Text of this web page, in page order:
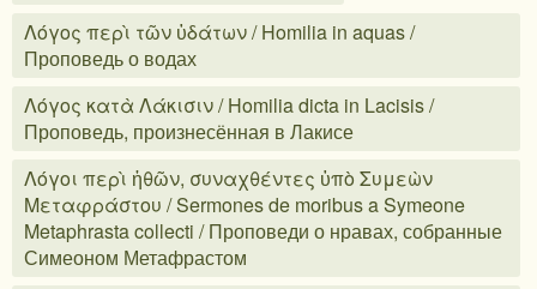
Λόγος περὶ τῶν ὑδάτων / Homilia in aquas /
Проповедь о водах
Λόγος κατὰ Λάκισιν / Homilia dicta in Lacisis /
Проповедь, произнесённая в Лакисе
Λόγοι περὶ ἠθῶν, συναχθέντες ὑπὸ Συμεὼν
Μεταφράστου / Sermones de moribus a Symeone
Metaphrasta collecti / Проповеди о нравах, собранные
Симеоном Метафрастом